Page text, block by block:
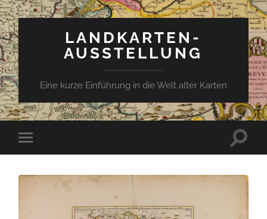
LANDKARTEN-
AUSSTELLUNG
Eine kurze Einführung in die Welt alter Karten
Mobile-
Menü